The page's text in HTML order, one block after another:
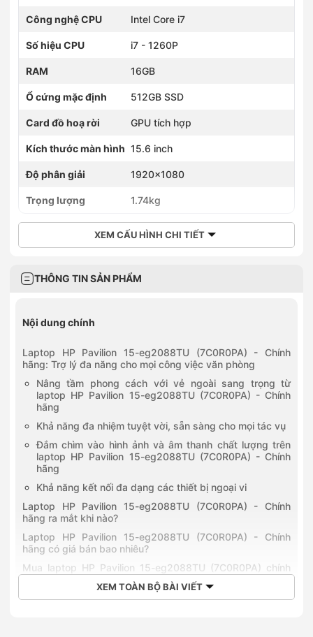
Công nghệ CPU Intel Core i7
Số hiệu CPU i7 - 1260P
RAM 16GB
Ổ cứng mặc định 512GB SSD
Card đồ hoạ rời GPU tích hợp
Kích thước màn hình 15.6 inch
Độ phân giải 1920x1080
Trọng lượng 1.74kg
XEM CẤU HÌNH CHI TIẾT
THÔNG TIN SẢN PHẨM
Nội dung chính
Laptop HP Pavilion 15-eg2088TU (7C0R0PA) - Chính
hãng: Trợ lý đa năng cho mọi công việc văn phòng
Nâng tầm phong cách với vẻ ngoài sang trọng từ
laptop HP Pavilion 15-eg2088TU (7C0R0PA) - Chính
hãng
Khả năng đa nhiệm tuyệt vời, sẵn sàng cho mọi tác vụ
Đắm chìm vào hình ảnh và âm thanh chất lượng trên
laptop HP Pavilion 15-eg2088TU (7C0R0PA) - Chính
hãng
Khả năng kết nối đa dạng các thiết bị ngoại vi
Laptop HP Pavilion 15-eg2088TU (7C0R0PA) - Chính
hãng ra mắt khi nào?
Laptop HP Pavilion 15-eg2088TU (7C0R0PA) - Chính
hãng có giá bán bao nhiêu?
Mua laptop HP Pavilion 15-eg2088TU (7C0R0PA) chính
hãng giá rẻ tại Hoàng Hà Mobile
XEM TOÀN BỘ BÀI VIẾT